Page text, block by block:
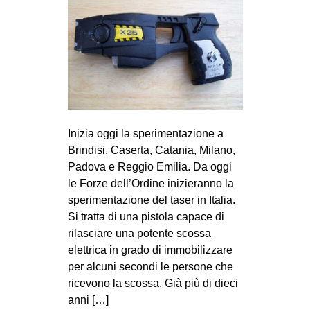
MUSICA
RECENSIONI
INTERNAZIONALE
AFRICA
ESTREMO ORIENTE
EUROPA
MEDIO ORIENTE
MONDO
EVENTI
in
Inizia oggi la sperimentazione a
Brindisi, Caserta, Catania, Milano,
Padova e Reggio Emilia. Da oggi
le Forze dell’Ordine inizieranno la
sperimentazione del taser in Italia.
Si tratta di una pistola capace di
rilasciare una potente scossa
elettrica in grado di immobilizzare
per alcuni secondi le persone che
ricevono la scossa. Già più di dieci
anni […]